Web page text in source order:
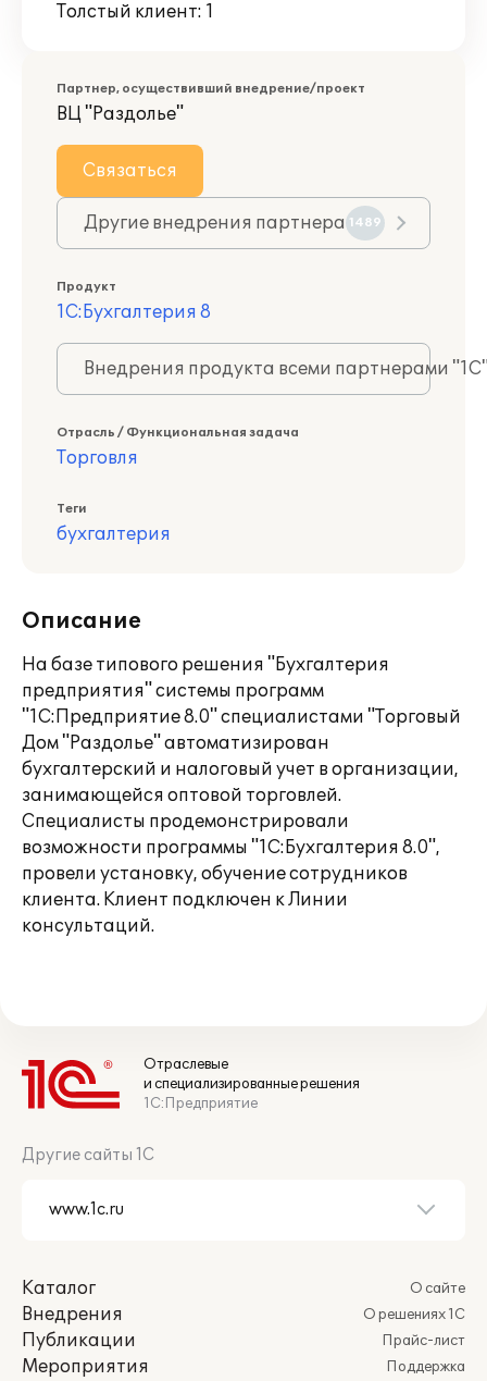
Толстый клиент: 1
Партнер, осуществивший внедрение/проект
ВЦ "Раздолье"
Связаться
Другие внедрения партнера 1489
Продукт
1С:Бухгалтерия 8
Внедрения продукта всеми партнерами
Отрасль / Функциональная задача
Торговля
Теги
бухгалтерия
Описание
На базе типового решения "Бухгалтерия
предприятия" системы программ
"1С:Предприятие 8.0" специалистами "Торговый
Дом "Раздолье" автоматизирован
бухгалтерский и налоговый учет в организации,
занимающейся оптовой торговлей.
Специалисты продемонстрировали
возможности программы "1С:Бухгалтерия 8.0",
провели установку, обучение сотрудников
клиента. Клиент подключен к Линии
консультаций.
Отраслевые
и специализированные решения
1С:Предприятие
Другие сайты 1С
Каталог
Внедрения
Публикации
Мероприятия
О сайте
О решениях 1С
Прайс-лист
Поддержка